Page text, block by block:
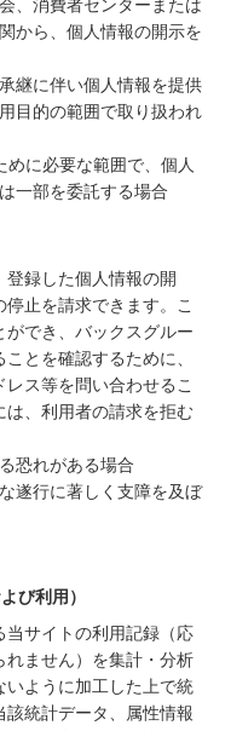
、消費者センターまたは
から、個人情報の開示を
継に伴い個人情報を提供
目的の範囲で取り扱われ
に必要な範囲で、個人
一部を委託する場合
録した個人情報の開
止を請求できます。こ
でき、バックスグルー
とを確認するために、
ス等を問い合わせるこ
は、利用者の請求を拒む
恐れがある場合
遂行に著しく支障を及ぼ
び利用）
当サイトの利用記録（応
れません）を集計・分析
いように加工した上で統
統計データ、属性情報